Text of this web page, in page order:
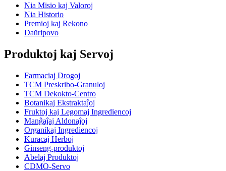
Nia Misio kaj Valoroj
Nia Historio
Premioj kaj Rekono
Daŭripovo
Produktoj kaj Servoj
Farmaciaj Drogoj
TCM Preskribo-Granuloj
TCM Dekokto-Centro
Botanikaj Ekstraktaĵoj
Fruktoj kaj Legomaj Ingrediencoj
Manĝaĵaj Aldonaĵoj
Organikaj Ingrediencoj
Kuracaj Herboj
Ginseng-produktoj
Abelaj Produktoj
CDMO-Servo